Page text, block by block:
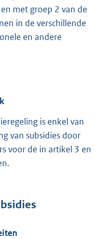
met groep 2 van de
in de verschillende
en andere
is enkel van
van subsidies door
voor de in artikel 3 en